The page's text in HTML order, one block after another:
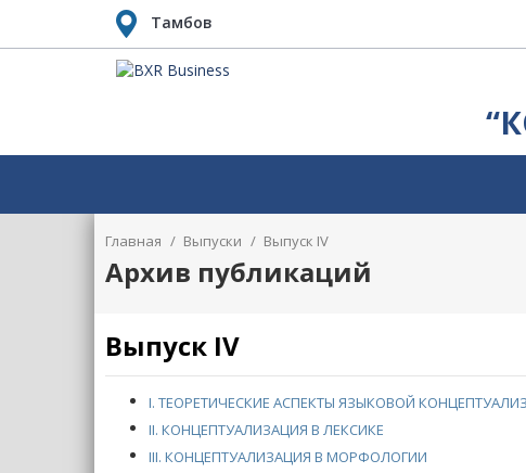
Тамбов
Главная / Выпуски / Выпуск IV
Архив публикаций
Выпуск IV
I. ТЕОРЕТИЧЕСКИЕ АСПЕКТЫ ЯЗЫКОВОЙ
II. КОНЦЕПТУАЛИЗАЦИЯ В ЛЕКСИКЕ
III. КОНЦЕПТУАЛИЗАЦИЯ В МОРФОЛОГИИ